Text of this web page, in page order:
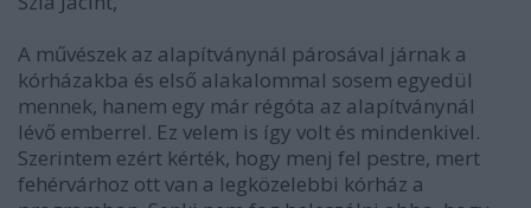
A művészek az alapítványnál párosával járnak a
kórházakba és első alakalommal sosem egyedül
mennek, hanem egy már régóta az alapítványnál
lévő emberrel. Ez velem is így volt és mindenkivel.
Szerintem ezért kérték, hogy menj fel pestre, mert
fehérvárhoz ott van a legközelebbi kórház a